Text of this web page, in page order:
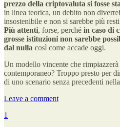
prezzo della criptovaluta si fosse
in linea teorica, un debito non
insostenibile e non si sarebbe più
Più attenti, forse, perché in caso di
grosse istituzioni non sarebbe
dal nulla così come accade oggi.
Un modello vincente che
contemporaneo? Troppo presto per
di uno scenario senza precedenti
Leave a comment
1